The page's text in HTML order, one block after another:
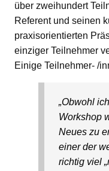
über zweihundert
Referent und seinen
praxisorientierten
einziger Teilnehmer
Einige Teilnehmer- /
„Obwohl
Workshop
Neues zu
einer der
richtig viel